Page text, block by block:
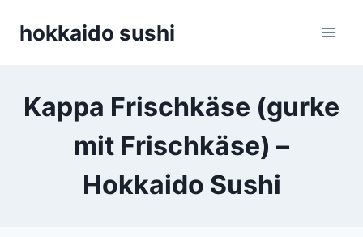
Inhalthokkaido sushi
Kappa Frischkäse (gurke
mit Frischkäse) –
Hokkaido Sushi